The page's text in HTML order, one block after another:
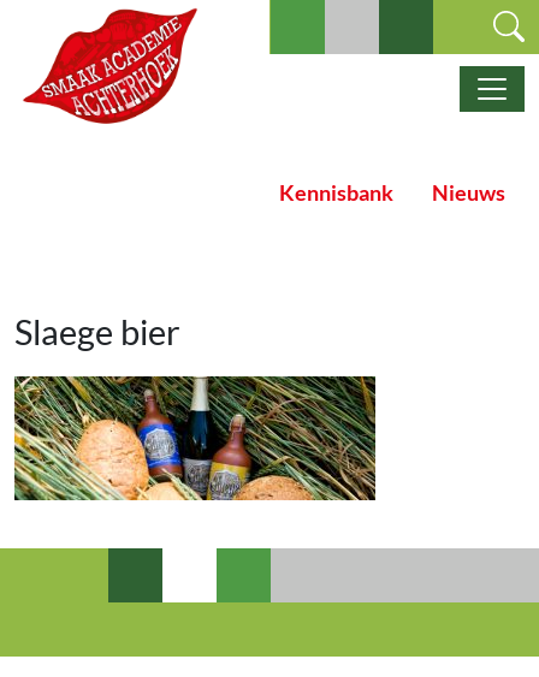
Ga naar de inhoud
Hoofdnavigatie
Kennisbank Nieuws
Slaege bier